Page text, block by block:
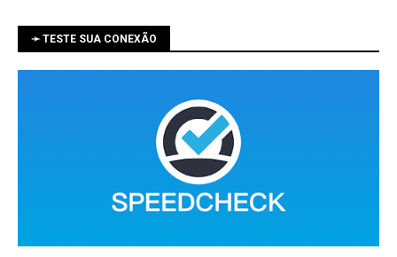
➛ TESTE SUA CONEXÃO